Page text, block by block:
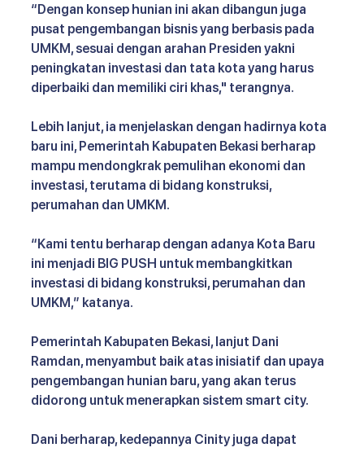
“Dengan konsep hunian ini akan dibangun juga
pusat pengembangan bisnis yang berbasis pada
UMKM, sesuai dengan arahan Presiden yakni
peningkatan investasi dan tata kota yang harus
diperbaiki dan memiliki ciri khas," terangnya.
Lebih lanjut, ia menjelaskan dengan hadirnya kota
baru ini, Pemerintah Kabupaten Bekasi berharap
mampu mendongkrak pemulihan ekonomi dan
investasi, terutama di bidang konstruksi,
perumahan dan UMKM.
“Kami tentu berharap dengan adanya Kota Baru
ini menjadi BIG PUSH untuk membangkitkan
investasi di bidang konstruksi, perumahan dan
UMKM,” katanya.
Pemerintah Kabupaten Bekasi, lanjut Dani
Ramdan, menyambut baik atas inisiatif dan upaya
pengembangan hunian baru, yang akan terus
didorong untuk menerapkan sistem smart city.
Dani berharap, kedepannya Cinity juga dapat